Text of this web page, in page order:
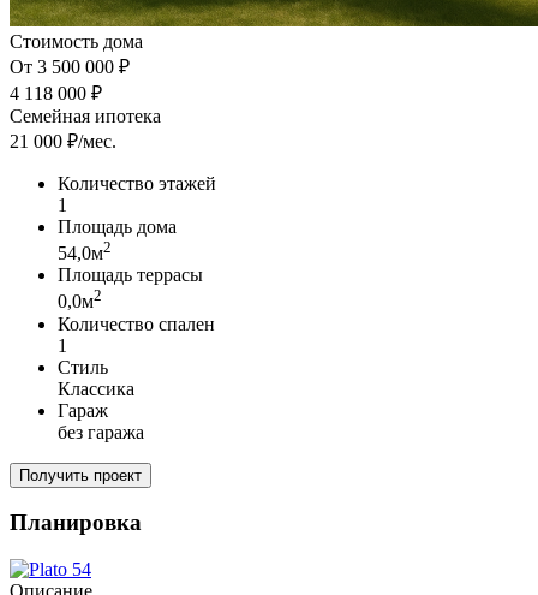
Стоимость дома
От 3 500 000 ₽
4 118 000 ₽
Семейная ипотека
21 000 ₽/мес.
Количество этажей
1
Площадь дома
54,0м2
Площадь террасы
0,0м2
Количество спален
1
Стиль
Классика
Гараж
без гаража
Получить проект
Планировка
Описание